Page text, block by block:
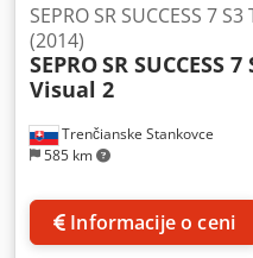
Trenčianske Stankovce
585 km
SEPRO SR SUCCESS 7
(2014)
SEPROSR SUCCESS
Visual 2
Informacije o ceni